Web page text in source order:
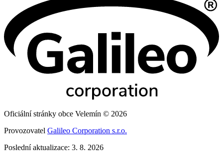
Oficiální stránky obce Velemín © 2026
Provozovatel Galileo Corporation s.r.o.
Poslední aktualizace: 3. 8. 2026